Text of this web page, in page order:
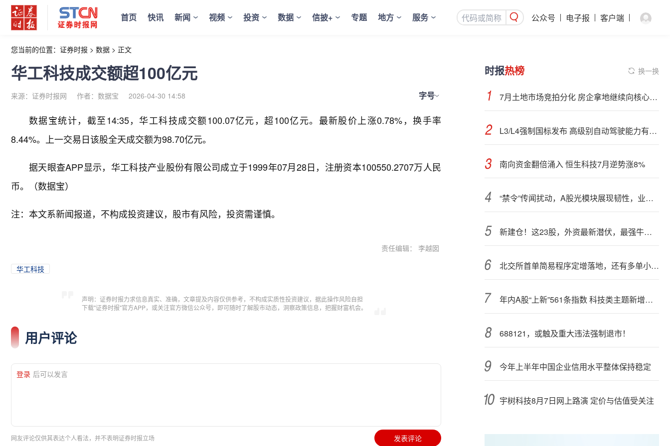
首页 快讯 新闻 视频 投资 数据 信披+ 专题 地方 服务 公众号 电子报 客户端
您当前的位置： 证券时报 > 数据 > 正文
华工科技成交额超100亿元
来源：证券时报网 作者：数据宝 2026-04-30 14:58 字号
数据宝统计，截至14:35，华工科技成交额100.07亿元，超100亿元。最新股价上涨0.78%，换手率
8.44%。上一交易日该股全天成交额为98.70亿元。
据天眼查APP显示，华工科技产业股份有限公司成立于1999年07月28日，注册资本100550.2707万人民
币。（数据宝）
注：本文系新闻报道，不构成投资建议，股市有风险，投资需谨慎。
责任编辑： 李越囡
华工科技
声明：证券时报力求信息真实、准确，文章提及内容仅供参考，不构成实质性投资建议，据此操作风险自担
下载"证券时报"官方APP，或关注官方微信公众号，即可随时了解股市动态，洞察政策信息，把握财富机会。
用户评论
登录 后可以发言
网友评论仅供其表达个人看法，并不表明证券时报立场 发表评论
时报热榜 换一换
7月土地市场竞拍分化 房企拿地继续向核心城市聚集
L3/L4强制国标发布 高级别自动驾驶能力有望看齐“老司机”
南向资金翻倍涌入 恒生科技7月逆势涨8%
“禁令”传闻扰动，A股光模块展现韧性，业内人士：预计落地难度大
新建仓！这23股，外资最新潜伏，最强牛股在列
北交所首单简易程序定增落地，还有多单小额快速融资推进中
年内A股“上新”561条指数 科技类主题新增较多
688121，或触及重大违法强制退市！
今年上半年中国企业信用水平整体保持稳定
宇树科技8月7日网上路演 定价与估值受关注